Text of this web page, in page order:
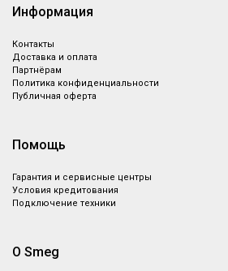
Информация
Контакты
Доставка и оплата
Партнёрам
Политика конфиденциальности
Публичная оферта
Помощь
Гарантия и сервисные центры
Условия кредитования
Подключение техники
О Smeg